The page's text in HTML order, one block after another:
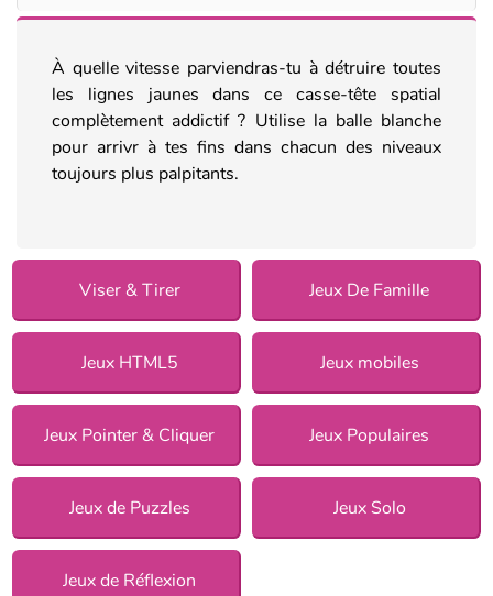
À quelle vitesse parviendras-tu à détruire toutes
les lignes jaunes dans ce casse-tête spatial
complètement addictif ? Utilise la balle blanche
pour arrivr à tes fins dans chacun des niveaux
toujours plus palpitants.
Viser & Tirer Jeux De Famille
Jeux HTML5 Jeux mobiles
Jeux Pointer & Cliquer Jeux Populaires
Jeux de Puzzles Jeux Solo
Jeux de Réflexion